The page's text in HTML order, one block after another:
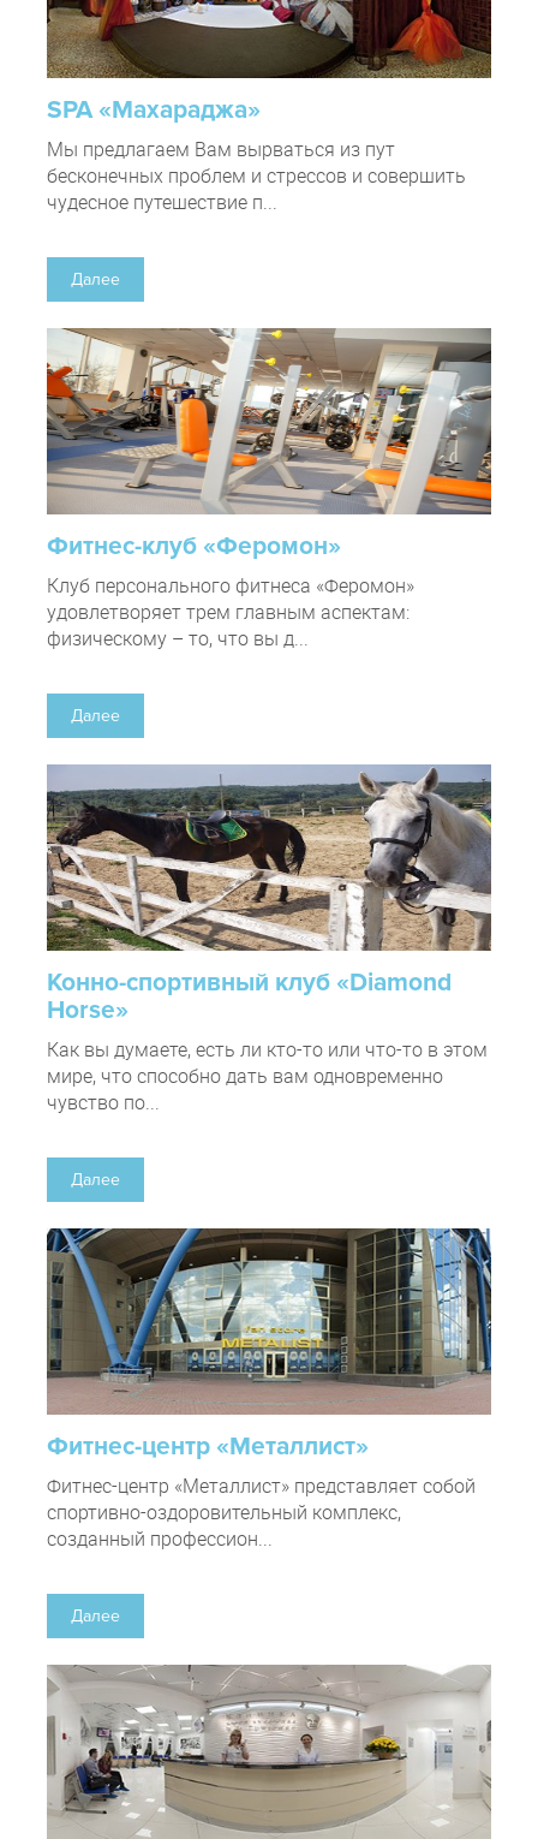
SPA «Махараджа»
Мы предлагаем Вам вырваться из пут
бесконечных проблем и стрессов и совершить
чудесное путешествие п...
Далее
Фитнес-клуб «Феромон»
Клуб персонального фитнеса «Феромон»
удовлетворяет трем главным аспектам:
физическому – то, что вы д...
Далее
Конно-спортивный клуб «Diamond
Horse»
Как вы думаете, есть ли кто-то или что-то в этом
мире, что способно дать вам одновременно
чувство по...
Далее
Фитнес-центр «Металлист»
Фитнес-центр «Металлист» представляет собой
спортивно-оздоровительный комплекс,
созданный профессион...
Далее